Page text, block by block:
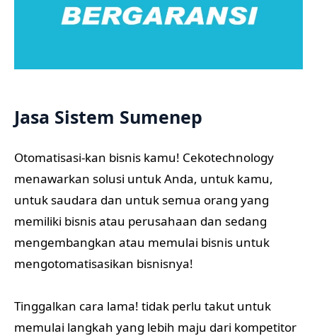
Jasa Sistem Sumenep
Otomatisasi-kan bisnis kamu! Cekotechnology
menawarkan solusi untuk Anda, untuk kamu,
untuk saudara dan untuk semua orang yang
memiliki bisnis atau perusahaan dan sedang
mengembangkan atau memulai bisnis untuk
mengotomatisasikan bisnisnya!
Tinggalkan cara lama! tidak perlu takut untuk
memulai langkah yang lebih maju dari kompetitor